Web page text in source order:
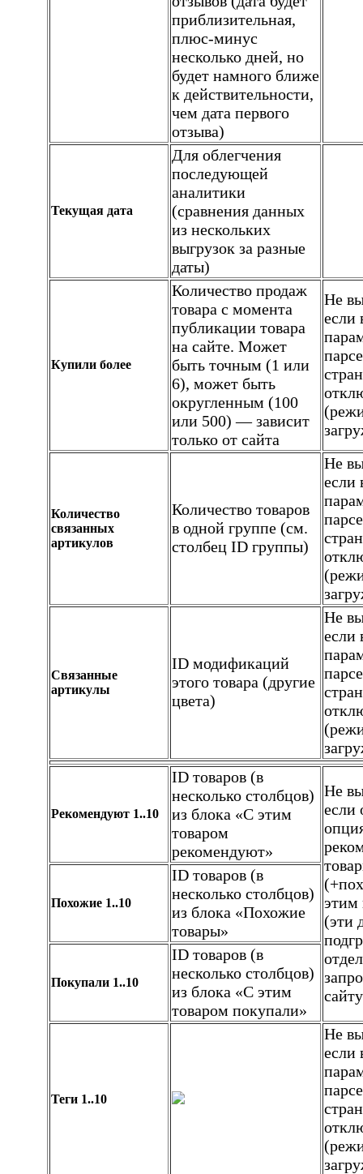
приблизительная,
плюс-минус
несколько дней, но
будет намного ближе
к действительности,
чем дата первого
отзыва)
Текущая дата
Для облегчения
последующей
аналитики
(сравнения данных
из нескольких
выгрузок за разные
даты)
Купили более
Количество продаж
товара с момента
публикации товара
на сайте. Может
быть точным (1 или
6), может быть
округленным (100
или 500) — зависит
только от сайта
Не
если
Количество
связанных
артикулов
Количество товаров
в одной группе (см.
столбец ID группы)
Не
если
Связанные
артикулы
ID модификаций
этого товара (другие
цвета)
Не
если
Рекомендуют 1..10
ID товаров (в
несколько столбцов)
из блока «С этим
товаром
рекомендуют»
Не
если
этим
(эти
Похожие 1..10
ID товаров (в
несколько столбцов)
из блока «Похожие
товары»
Покупали 1..10
ID товаров (в
несколько столбцов)
из блока «С этим
товаром покупали»
Теги 1..10
Не
если